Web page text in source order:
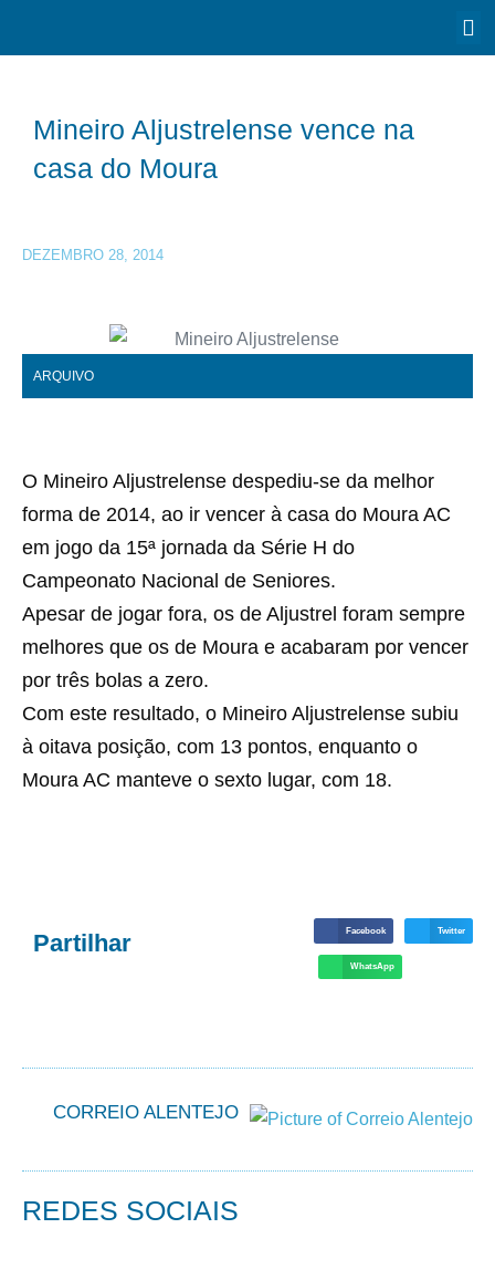
Mineiro Aljustrelense vence na
casa do Moura
DEZEMBRO 28, 2014
ARQUIVO
O Mineiro Aljustrelense despediu-se da melhor
forma de 2014, ao ir vencer à casa do Moura AC
em jogo da 15ª jornada da Série H do
Campeonato Nacional de Seniores.
Apesar de jogar fora, os de Aljustrel foram sempre
melhores que os de Moura e acabaram por vencer
por três bolas a zero.
Com este resultado, o Mineiro Aljustrelense subiu
à oitava posição, com 13 pontos, enquanto o
Moura AC manteve o sexto lugar, com 18.
Partilhar Facebook Twitter
WhatsApp
CORREIO ALENTEJO
REDES SOCIAIS